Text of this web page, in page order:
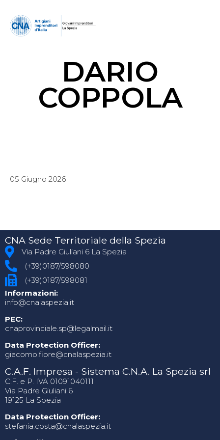
DARIO
COPPOLA
05 Giugno 2026
CNA Sede Territoriale della Spezia
Via Padre Giuliani 6 La Spezia
(+39)0187/598080
(+39)0187/598081
Informazioni:
info@cnalaspezia.it
PEC:
cnaprovinciale.sp@legalmail.it
Data Protection Officer:
giacomo.fiore@cnalaspezia.it
C.A.F. Impresa - Sistema C.N.A. La Spezia srl
C.F. e P. IVA 01091040111
Via Padre Giuliani 6
19125 La Spezia
Data Protection Officer:
stefania.costa@cnalaspezia.it